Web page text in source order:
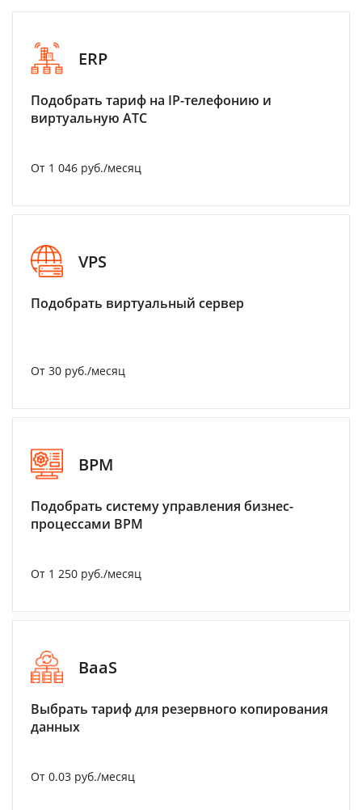
ERP
Подобрать тариф на IP-телефонию и
виртуальную АТС
От 1 046 руб./месяц
VPS
Подобрать виртуальный сервер
От 30 руб./месяц
BPM
Подобрать систему управления бизнес-
процессами BPM
От 1 250 руб./месяц
BaaS
Выбрать тариф для резервного копирования
данных
От 0.03 руб./месяц